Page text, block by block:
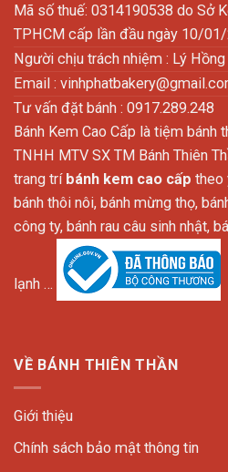
Mã số thuế: 0314190538 do Sở
TPHCM cấp lần đầu ngày 10/
Người chịu trách nhiệm : Lý
Email :
Tư vấn đặt bánh : 0917.289.248
Bánh Kem Cao Cấp là tiệm bánh
TNHH MTV SX TM Bánh Thiên
trang trí bánh kem cao cấp theo
bánh thôi nôi, bánh mừng thọ,
công ty, bánh rau câu sinh nhật,
lạnh …
VỀ BÁNH THIÊN THẦN
Giới thiệu
Chính sách bảo mật thông tin